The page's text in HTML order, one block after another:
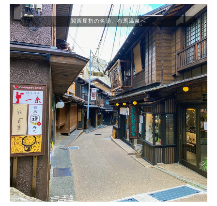
関西屈指の名湯、有馬温泉へ